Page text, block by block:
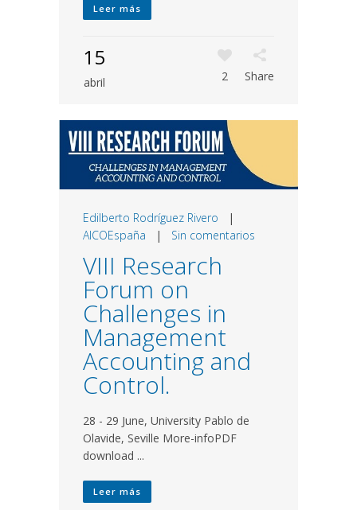
Leer más
15
abril 2 Share
Edilberto Rodríguez Rivero |
AICOEspaña | Sin comentarios
VIII Research
Forum on
Challenges in
Management
Accounting and
Control.
28 - 29 June, University Pablo de
Olavide, Seville More-infoPDF
download ...
Leer más